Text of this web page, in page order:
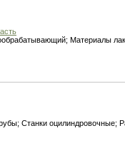
Материалы
Станки оцилиндровочные;